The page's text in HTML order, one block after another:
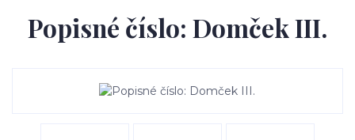
Popisné číslo: Domček III.